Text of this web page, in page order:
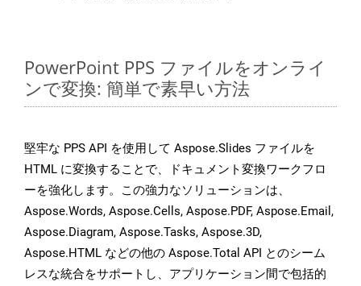
PowerPoint PPS ファイルをオンライ
ンで変換: 簡単で素早い方法
堅牢な PPS API を使用して Aspose.Slides ファイルを
HTML に変換することで、ドキュメント変換ワークフロ
ーを強化します。この強力なソリューションは、
Aspose.Words, Aspose.Cells, Aspose.PDF, Aspose.Email,
Aspose.Diagram, Aspose.Tasks, Aspose.3D,
Aspose.HTML などの他の Aspose.Total API とのシーム
レスな統合をサポートし、アプリケーション間で包括的